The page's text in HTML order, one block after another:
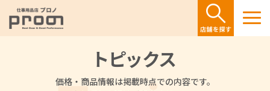
トピックス
価格・商品情報は掲載時点での内容です。